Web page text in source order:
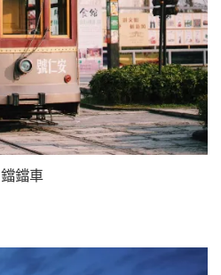
鐺鐺車